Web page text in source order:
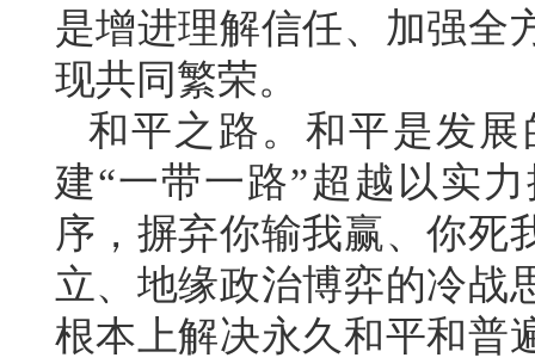
是增进理解信任、加强全
现共同繁荣。
和平之路。和平是发
建“一带一路”超越以实
序，摒弃你输我赢、你死
立、地缘政治博弈的冷战
根本上解决永久和平和普